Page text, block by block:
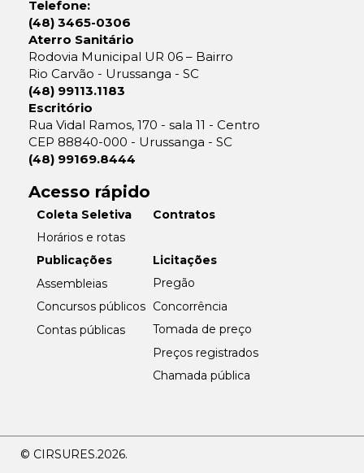
Telefone:
(48) 3465-0306
Aterro Sanitário
Rodovia Municipal UR 06 – Bairro
Rio Carvão - Urussanga - SC
(48) 99113.1183
Escritório
Rua Vidal Ramos, 170 - sala 11 - Centro
CEP 88840-000 - Urussanga - SC
(48) 99169.8444
Acesso rápido
Coleta Seletiva
Horários e rotas
Publicações
Assembleias
Concursos públicos
Contas públicas
Contratos
Licitações
Pregão
Concorrência
Tomada de preço
Preços registrados
Chamada pública
© CIRSURES.2026.